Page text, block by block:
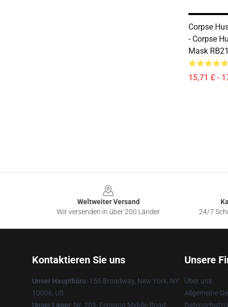
Corpse
- Corpse
Mask
15,71 £ -
Weltweiter Versand
Wir versenden in über 200 Länder
24/7
Kontaktieren Sie uns
Unser Hauptbüro: 155 Broadway, New York, NY
10006, US
Unser Lager: Nr. 209, Fenjiang Middle Road,
Unsere
Über uns
Allgemeine